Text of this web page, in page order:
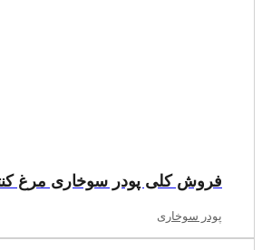
فروش کلی پودر سوخاری مرغ
پودر سوخاری